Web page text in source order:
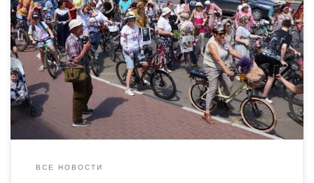
31 мая на улицах Тамбова можно было увидеть колонну
велосипедистов, одетых в стиле 40-ых годов 20 века. Большая
городская экскурсия «Ретро – вело – пробег «Победный май»
стартовала с Привокзальной площади. Здесь для его
участников выступил Городской духовой оркестр имени В. И.
Агапкина. Прозвучали довоенные мелодии и марши,
посвященные славным […]
ВСЕ НОВОСТИ